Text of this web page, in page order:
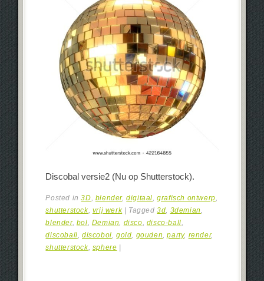
Discobal versie2 (Nu op Shutterstock).
Posted in3D, blender,digitaal,grafisch ontwerp,
shutterstock, vrij werk Tagged3d, 3demian,
blender, bol, Demian, disco, disco-ball,
discoball,discobol,gold, gouden,party, render,
shutterstock, sphere